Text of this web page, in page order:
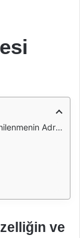
Adresi
ve